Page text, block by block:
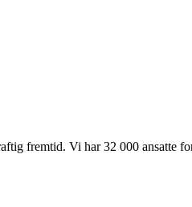
fremtid. Vi har 32 000 ansatte